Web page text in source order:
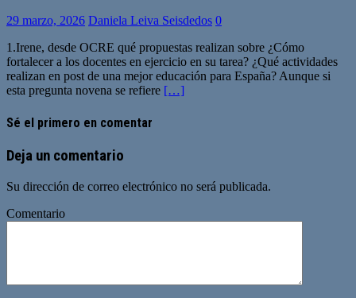
29 marzo, 2026 Daniela Leiva Seisdedos 0
1.Irene, desde OCRE qué propuestas realizan sobre ¿Cómo
fortalecer a los docentes en ejercicio en su tarea? ¿Qué actividades
realizan en post de una mejor educación para España? Aunque si
esta pregunta novena se refiere […]
Sé el primero en comentar
Deja un comentario
Su dirección de correo electrónico no será publicada.
Comentario